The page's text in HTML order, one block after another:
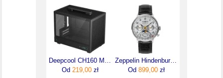
Deepcool CH160 Minitower Czarny (RCH160BKNGI0G1)
Od 219,00zł
Zeppelin Hindenburg ZE_7037_1
Od 899,00zł